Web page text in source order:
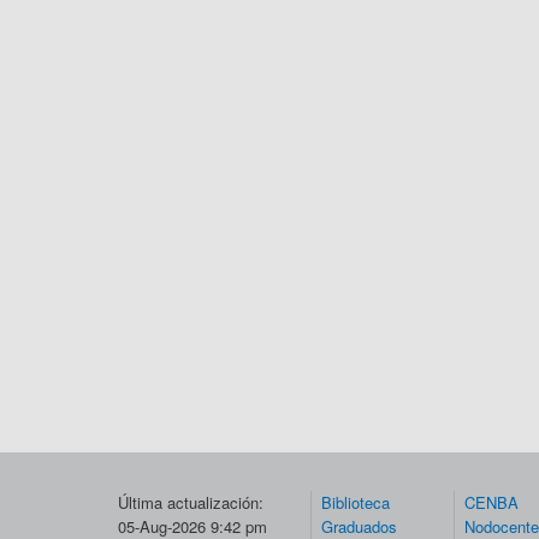
Última actualización:
05-Aug-2026 9:42 pm
Biblioteca
Graduados
CENBA